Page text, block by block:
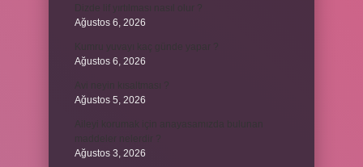
Ağustos 6, 2026
Ağustos 6, 2026
Ağustos 5, 2026
Ağustos 3, 2026